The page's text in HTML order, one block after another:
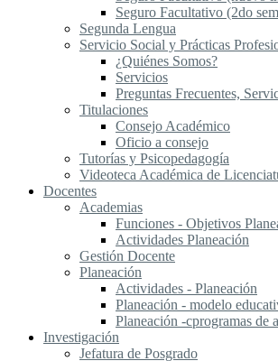
Seguro Facultativo (2do
Segunda Lengua
S​ervicio Social y Prácticas
¿Quiénes Somos?
Servicios
Preguntas Frecuentes,
Titulaciones
Consejo Académico
Oficio a consejo
Tutorías y Psicopedagogía
Videoteca Académica de
Docentes
Academias
Funciones - Objetivos
Actividades Planeación
Gestión Docente
Planeación
Actividades - Planeación
Planeación - modelo
Planeación -cprogramas de
Investigación
Jefatura de Posgrado